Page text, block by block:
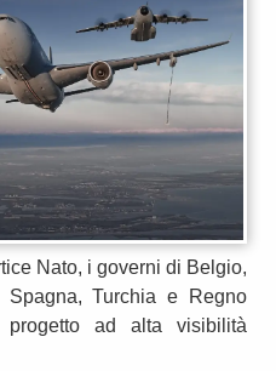
Nato, i governi di Belgio,
Spagna, Turchia e Regno
ad alta visibilità